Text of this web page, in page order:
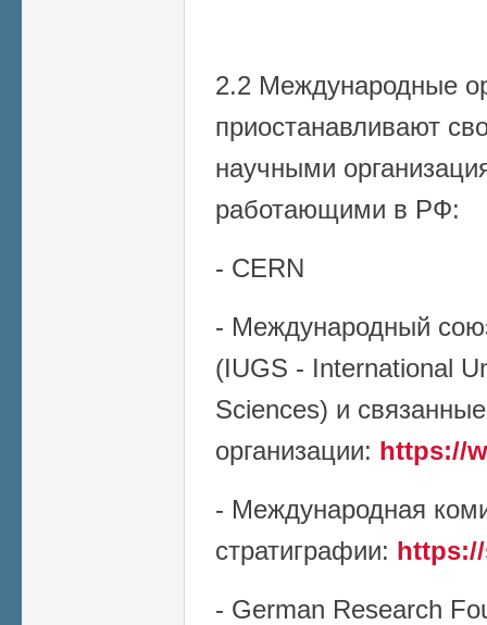
2.2 Международные
приостанавливают
научными
работающими в РФ:
- CERN
- Международный
(IUGS - International
Sciences) и
организации: https://
- Международная
стратиграфии:
- German Research